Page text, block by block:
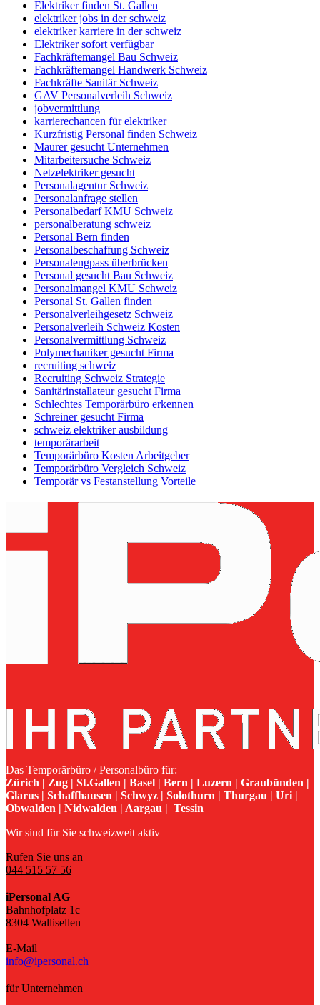
Elektriker finden St. Gallen
elektriker jobs in der schweiz
elektriker karriere in der schweiz
Elektriker sofort verfügbar
Fachkräftemangel Bau Schweiz
Fachkräftemangel Handwerk Schweiz
Fachkräfte Sanitär Schweiz
GAV Personalverleih Schweiz
jobvermittlung
karrierechancen für elektriker
Kurzfristig Personal finden Schweiz
Maurer gesucht Unternehmen
Mitarbeitersuche Schweiz
Netzelektriker gesucht
Personalagentur Schweiz
Personalanfrage stellen
Personalbedarf KMU Schweiz
personalberatung schweiz
Personal Bern finden
Personalbeschaffung Schweiz
Personalengpass überbrücken
Personal gesucht Bau Schweiz
Personalmangel KMU Schweiz
Personal St. Gallen finden
Personalverleihgesetz Schweiz
Personalverleih Schweiz Kosten
Personalvermittlung Schweiz
Polymechaniker gesucht Firma
recruiting schweiz
Recruiting Schweiz Strategie
Sanitärinstallateur gesucht Firma
Schlechtes Temporärbüro erkennen
Schreiner gesucht Firma
schweiz elektriker ausbildung
temporärarbeit
Temporärbüro Kosten Arbeitgeber
Temporärbüro Vergleich Schweiz
Temporär vs Festanstellung Vorteile
Das Temporärbüro / Personalbüro für:
Zürich | Zug | St.Gallen | Basel | Bern | Luzern | Graubünden |
Glarus | Schaffhausen | Schwyz | Solothurn | Thurgau | Uri |
Obwalden | Nidwalden | Aargau | Tessin
Wir sind für Sie schweizweit aktiv
Rufen Sie uns an
044 515 57 56
iPersonal AG
Bahnhofplatz 1c
8304 Wallisellen
E-Mail
info@ipersonal.ch
für Unternehmen